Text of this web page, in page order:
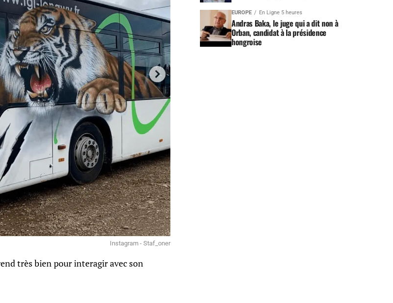
Instagram - Staf_oner
très bien pour interagir avec son
EUROPE En Ligne 5 heures
Andras Baka, le juge qui a dit non à
Orban, candidat à la présidence
hongroise